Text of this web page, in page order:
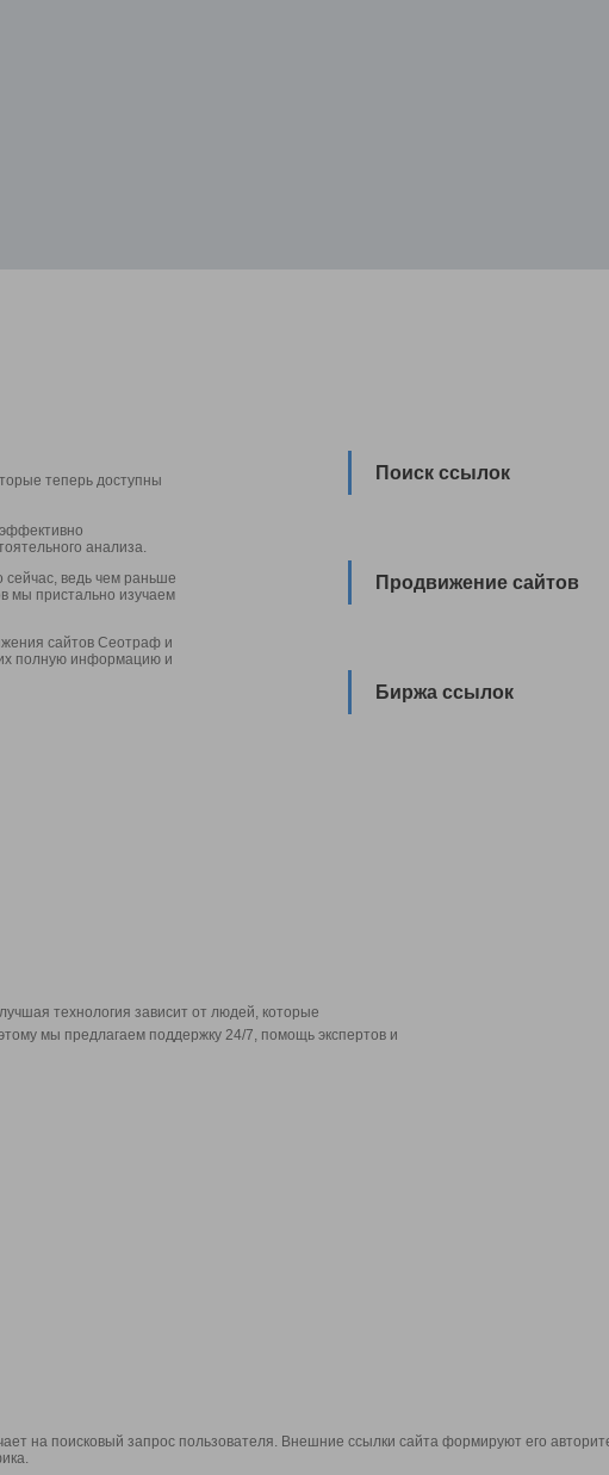
теперь доступны
анализа.
сейчас, ведь чем раньше
мы пристально изучаем
сайтов Сеотраф и
полную информацию и
Поиск ссылок
Продвижение сайтов
Биржа ссылок
технология зависит от людей, которые
мы предлагаем поддержку 24/7, помощь экспертов и
на поисковый запрос пользователя. Внешние ссылки сайта формируют его